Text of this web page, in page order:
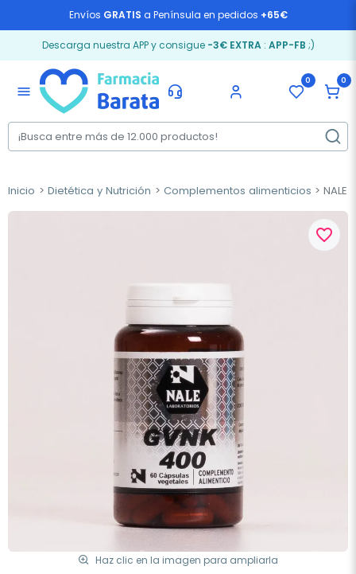
Envíos GRATIS a Península en pedidos +65€
Descarga nuestra APP y consigue -3€ EXTRA: APP-FB ;)
menu
0 0
Inicio Dietética y Nutrición Complementos alimenticios NALE
Haz clic en la imagen para ampliarla
favorite_border